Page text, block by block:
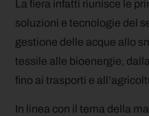
La fiera infatti riunisce le
soluzioni e tecnologie del
gestione delle acque allo
tessile alle bioenergie,
fino ai trasporti e
In linea con il tema della